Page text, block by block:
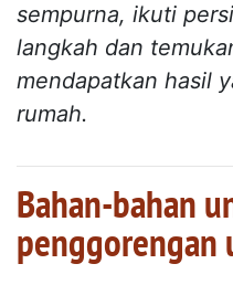
sempurna, ikuti
langkah dan
mendapatkan hasil
rumah.
Bahan-bahan
penggorengan